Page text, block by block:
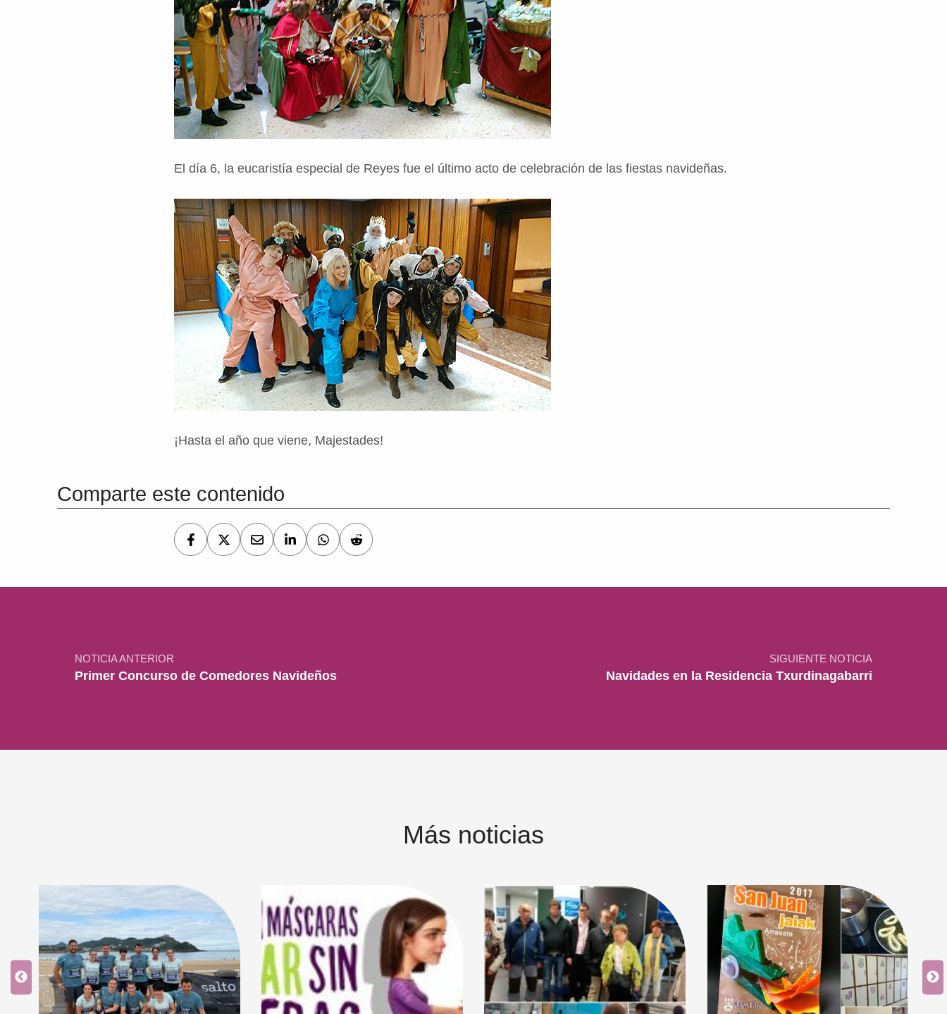
El día 6, la eucaristía especial de Reyes fue el último acto de celebración de las fiestas navideñas.
¡Hasta el año que viene, Majestades!
Comparte este contenido
NOTICIA ANTERIOR
Primer Concurso de Comedores Navideños
SIGUIENTE NOTICIA
Navidades en la Residencia Txurdinagabarri
Más noticias